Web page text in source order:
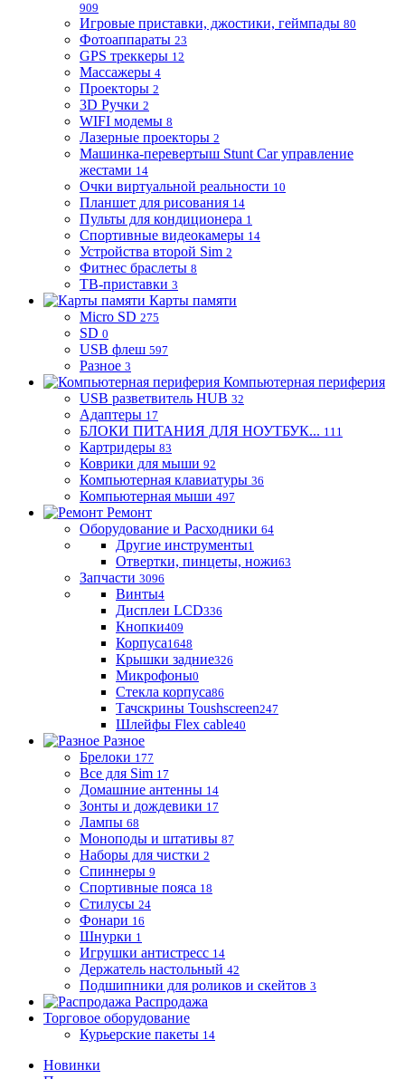
909
Игровые приставки, джостики, геймпады 80
Фотоаппараты 23
GPS треккеры 12
Массажеры 4
Проекторы 2
3D Ручки 2
WIFI модемы 8
Лазерные проекторы 2
Машинка-перевертыш Stunt Car управление
жестами 14
Очки виртуальной реальности 10
Планшет для рисования 14
Пульты для кондиционера 1
Спортивные видеокамеры 14
Устройства второй Sim 2
Фитнес браслеты 8
ТВ-приставки 3
Карты памяти
Micro SD 275
SD 0
USB флеш 597
Разное 3
Компьютерная периферия
USB разветвитель HUB 32
Адаптеры 17
БЛОКИ ПИТАНИЯ ДЛЯ НОУТБУК... 111
Картридеры 83
Коврики для мыши 92
Компьютерная клавиатуры 36
Компьютерная мыши 497
Ремонт
Оборудование и Расходники 64
Другие инструменты1
Отвертки, пинцеты, ножи63
Запчасти 3096
Винты4
Дисплеи LCD336
Кнопки409
Корпуса1648
Крышки задние326
Микрофоны0
Стекла корпуса86
Тачскрины Toushscreen247
Шлейфы Flex cable40
Разное
Брелоки 177
Все для Sim 17
Домашние антенны 14
Зонты и дождевики 17
Лампы 68
Моноподы и штативы 87
Наборы для чистки 2
Спиннеры 9
Спортивные пояса 18
Стилусы 24
Фонари 16
Шнурки 1
Игрушки антистресс 14
Держатель настольный 42
Подшипники для роликов и скейтов 3
Распродажа
Торговое оборудование
Курьерские пакеты 14
Новинки